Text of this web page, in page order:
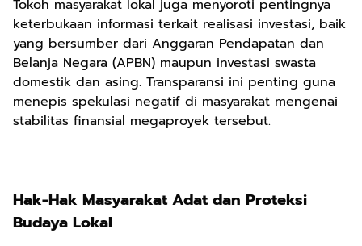
Tokoh masyarakat lokal juga menyoroti pentingnya
keterbukaan informasi terkait realisasi investasi, baik
yang bersumber dari Anggaran Pendapatan dan
Belanja Negara (APBN) maupun investasi swasta
domestik dan asing. Transparansi ini penting guna
menepis spekulasi negatif di masyarakat mengenai
stabilitas finansial megaproyek tersebut.
Hak-Hak Masyarakat Adat dan Proteksi
Budaya Lokal